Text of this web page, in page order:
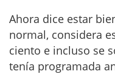
Ahora dice estar
normal, considera
ciento e incluso se
tenía programada